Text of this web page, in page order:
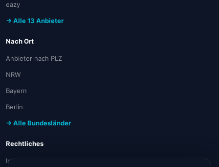
eazy
→ Alle 13 Anbieter
Nach Ort
Anbieter nach PLZ
NRW
Bayern
Berlin
→ Alle Bundesländer
Rechtliches
Impressum